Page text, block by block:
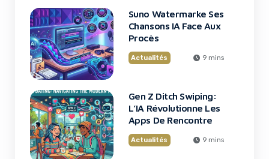
Suno Watermarke Ses
Chansons IA Face Aux
Procès
Actualités 9 mins
Gen Z Ditch Swiping:
L’IA Révolutionne Les
Apps De Rencontre
Actualités 9 mins